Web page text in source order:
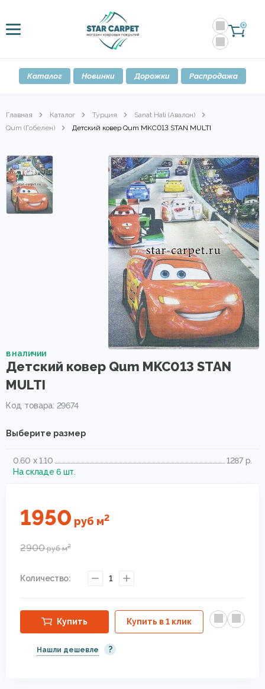
0
Каталог Новинки Дорожки Распродажа
Главная Каталог Турция
Sanat Hali (Авалон)
Qum (Гобелен)
Детский ковер Qum MKC013 STAN MULTI
в наличии
Детский ковер Qum MKC013 STAN
MULTI
Код товара: 29674
Выберите размер
0.60 x 1.10
1287 р.
На складе 6 шт.
1950 руб м2
2900рубм2
Количество: 1
Купить Купить в 1 клик
Нашли дешевле ?